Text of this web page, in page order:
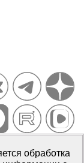
2007–2026
обработка